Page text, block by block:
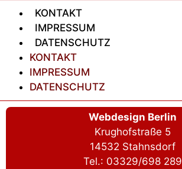
KONTAKT
IMPRESSUM
DATENSCHUTZ
KONTAKT
IMPRESSUM
DATENSCHUTZ
Webdesign Berlin
Krughofstraße 5
14532 Stahnsdorf
Tel.: 03329/698 289